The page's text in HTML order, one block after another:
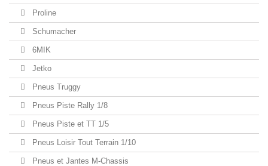
Proline
Schumacher
6MIK
Jetko
Pneus Truggy
Pneus Piste Rally 1/8
Pneus Piste et TT 1/5
Pneus Loisir Tout Terrain 1/10
Pneus et Jantes M-Chassis